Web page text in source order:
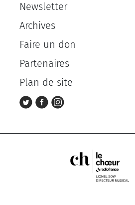
Newsletter
Archives
Faire un don
Partenaires
Plan de site